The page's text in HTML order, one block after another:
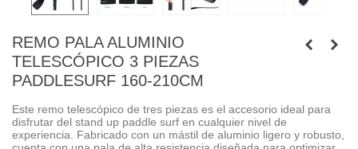
REMO PALA ALUMINIO
TELESCÓPICO 3 PIEZAS
PADDLESURF 160-210CM
Este remo telescópico de tres piezas es el accesorio ideal para
disfrutar del stand up paddle surf en cualquier nivel de
experiencia. Fabricado con un mástil de aluminio ligero y robusto,